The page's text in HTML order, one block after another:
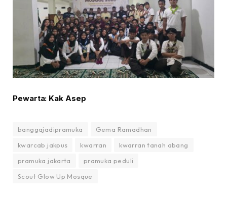
Pewarta: Kak Asep
banggajadipramuka
Gema Ramadhan
kwarcab jakpus
kwarran
kwarran tanah abang
pramuka jakarta
pramuka peduli
Scout Glow Up Mosque